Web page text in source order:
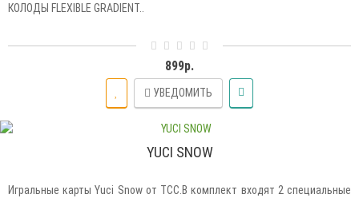
КОЛОДЫ FLEXIBLE GRADIENT..
899р.
УВЕДОМИТЬ
YUCI SNOW
Игральные карты Yuci Snow от TCC.В комплект входят 2 специальные